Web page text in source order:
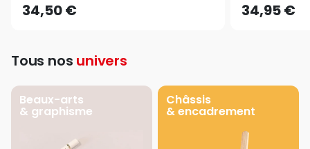
34,50 € 34,95 €
Tous nos univers
Beaux-arts
& graphisme
Châssis
& encadrement